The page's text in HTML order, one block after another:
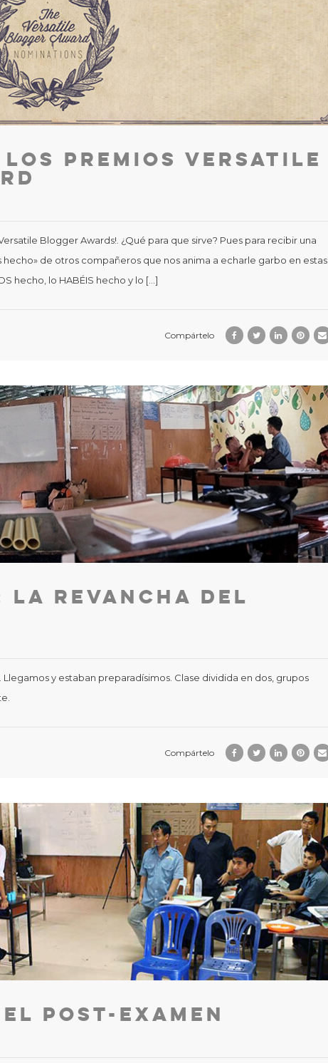
los Premios Versatile
Blogger Awards!. ¿Qué para que sirve? Pues para recibir una
de otros compañeros que nos anima a echarle garbo en estas
hecho, lo HABÉIS hecho y lo […]
Compártelo
La revancha del
y estaban preparadísimos. Clase dividida en dos, grupos
Compártelo
El post-examen